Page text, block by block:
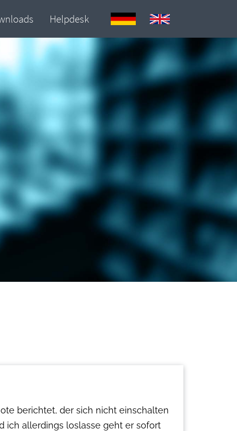
berichtet, der sich nicht einschalten
ich allerdings loslasse geht er sofort
Helpdesk